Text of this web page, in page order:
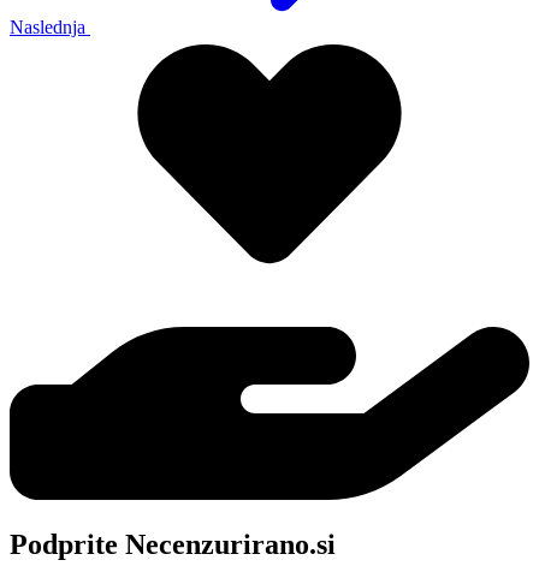
Naslednja
Podprite Necenzurirano.si